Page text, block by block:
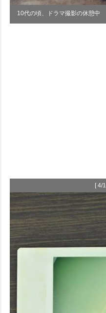
10代の頃、ドラマ撮影の休憩中
[ 4/